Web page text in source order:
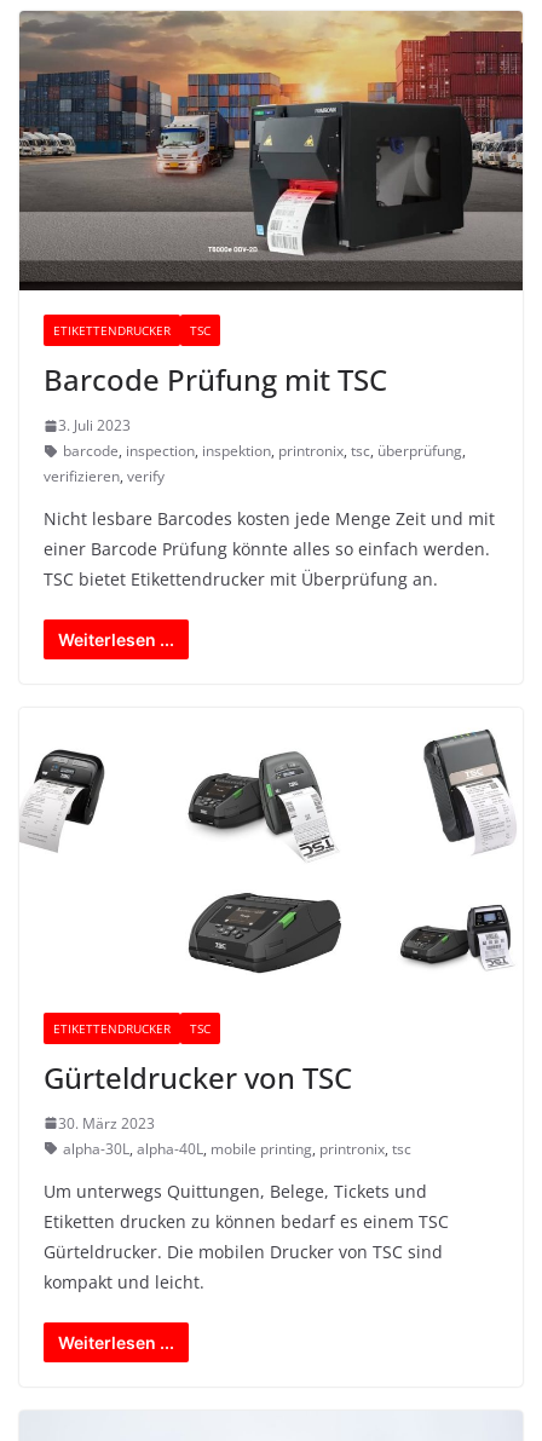
ETIKETTENDRUCKER TSC
Barcode Prüfung mit TSC
3. Juli 2023
barcode, inspection, inspektion, printronix, tsc, überprüfung,
verifizieren, verify
Nicht lesbare Barcodes kosten jede Menge Zeit und mit
einer Barcode Prüfung könnte alles so einfach werden.
TSC bietet Etikettendrucker mit Überprüfung an.
Weiterlesen ...
ETIKETTENDRUCKER TSC
Gürteldrucker von TSC
30. März 2023
alpha-30L, alpha-40L, mobile printing, printronix, tsc
Um unterwegs Quittungen, Belege, Tickets und
Etiketten drucken zu können bedarf es einem TSC
Gürteldrucker. Die mobilen Drucker von TSC sind
kompakt und leicht.
Weiterlesen ...